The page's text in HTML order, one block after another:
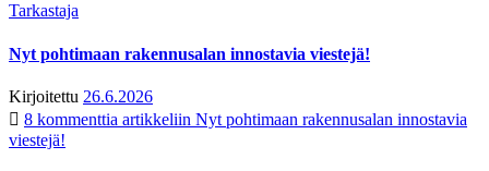
Tarkastaja
Nyt pohtimaan rakennusalan innostavia viestejä!
Kirjoitettu 26.6.2026
8 kommenttia artikkeliin Nyt pohtimaan rakennusalan innostavia
viestejä!